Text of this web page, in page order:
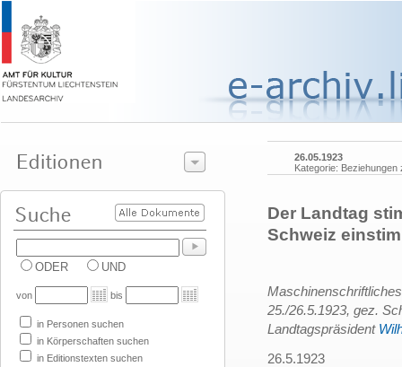
ODER UND
von bis
in Personen suchen
in Körperschaften suchen
in Editionstexten suchen
26.05.1923
Kategorie: Beziehungen
Der Landtag
Schweiz
25./26.5.1923, gez.
Landtagspräsident
26.5.1923